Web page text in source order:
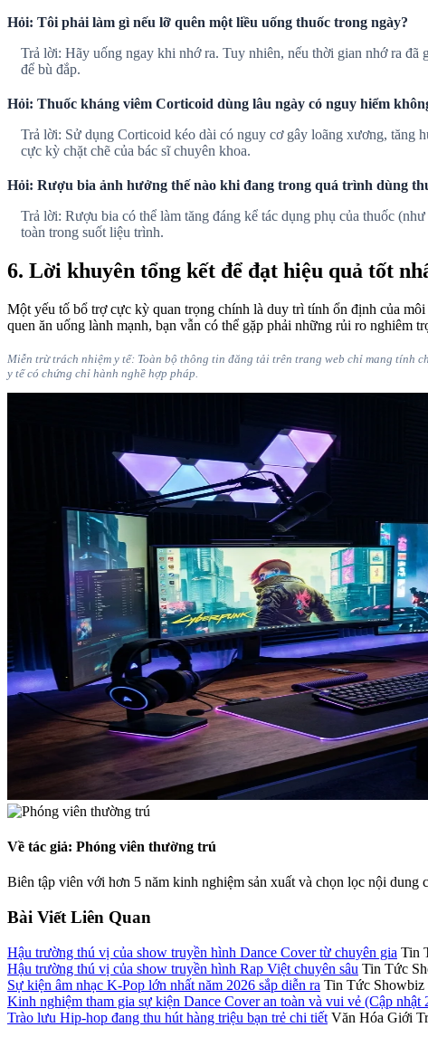
Hỏi: Tôi phải làm gì nếu lỡ quên một liều uống thuốc trong ngày?
Trả lời: Hãy uống ngay khi nhớ ra. Tuy nhiên, nếu thời gian nhớ ra
để bù đắp.
Hỏi: Thuốc kháng viêm Corticoid dùng lâu ngày có nguy hiểm
Trả lời: Sử dụng Corticoid kéo dài có nguy cơ gây loãng xương, tăng
cực kỳ chặt chẽ của bác sĩ chuyên khoa.
Hỏi: Rượu bia ảnh hưởng thế nào khi đang trong quá trình dùng
Trả lời: Rượu bia có thể làm tăng đáng kể tác dụng phụ của thuốc
toàn trong suốt liệu trình.
6. Lời khuyên tổng kết để đạt hiệu quả tốt
Một yếu tố bổ trợ cực kỳ quan trọng chính là duy trì tính ổn định của
quen ăn uống lành mạnh, bạn vẫn có thể gặp phải những rủi ro nghiêm
Miễn trừ trách nhiệm y tế: Toàn bộ thông tin đăng tải trên trang web chỉ mang tính
y tế có chứng chỉ hành nghề hợp pháp.
Về tác giả: Phóng viên thường trú
Biên tập viên với hơn 5 năm kinh nghiệm sản xuất và chọn lọc nội dung
Bài Viết Liên Quan
Hậu trường thú vị của show truyền hình Dance Cover từ chuyên gia Tin
Hậu trường thú vị của show truyền hình Rap Việt chuyên sâu Tin Tức
Sự kiện âm nhạc K-Pop lớn nhất năm 2026 sắp diễn ra Tin Tức Showbiz
Kinh nghiệm tham gia sự kiện Dance Cover an toàn và vui vẻ (Cập nhật
Trào lưu Hip-hop đang thu hút hàng triệu bạn trẻ chi tiết Văn Hóa Giới